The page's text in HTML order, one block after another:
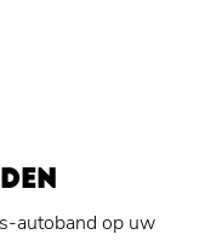
autoband op uw